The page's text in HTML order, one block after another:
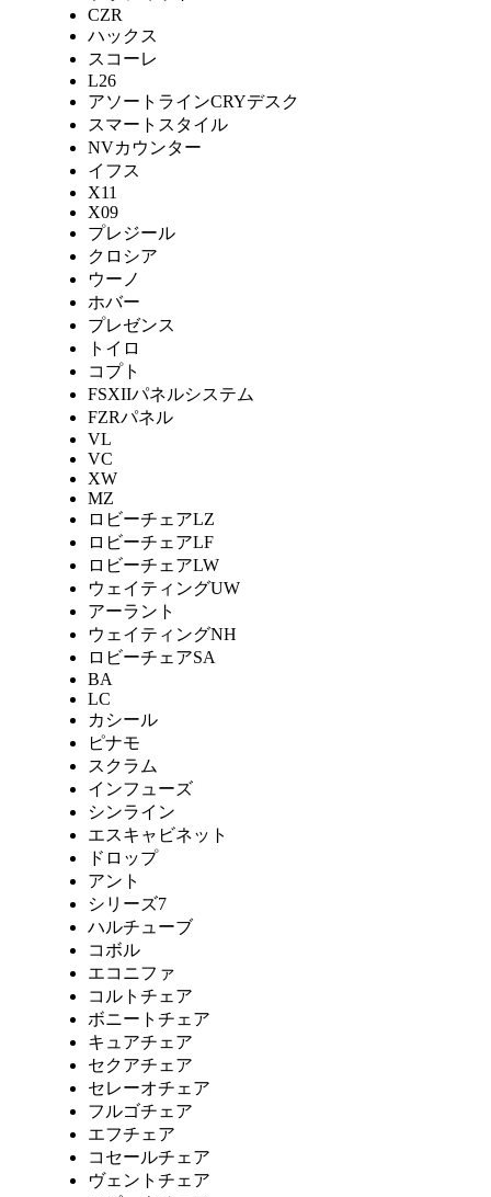
CZR
ハックス
スコーレ
L26
アソートラインCRYデスク
スマートスタイル
NVカウンター
イフス
X11
X09
プレジール
クロシア
ウーノ
ホバー
プレゼンス
トイロ
コプト
FSXIIパネルシステム
FZRパネル
VL
VC
XW
MZ
ロビーチェアLZ
ロビーチェアLF
ロビーチェアLW
ウェイティングUW
アーラント
ウェイティングNH
ロビーチェアSA
BA
LC
カシール
ピナモ
スクラム
インフューズ
シンライン
エスキャビネット
ドロップ
アント
シリーズ7
ハルチューブ
コボル
エコニファ
コルトチェア
ボニートチェア
キュアチェア
セクアチェア
セレーオチェア
フルゴチェア
エフチェア
コセールチェア
ヴェントチェア